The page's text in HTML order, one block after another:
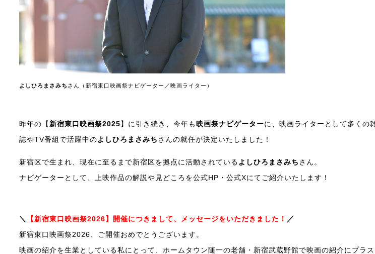
よしひろまさみち さん（新宿東口映画祭ナビゲーター／映画ライター）
昨年の【 新宿東口映画祭2025】に引き続き、今年も 映画祭ナビゲーターに、映画ライターとして多くの
誌やTV番組で活躍中のよしひろまさみちさんの就任が決定いたしました！
新宿区で生まれ、現在に至るまで新宿区を拠点に活動されている よしひろまさみちさん。
ナビゲーターとして、上映作品の解説や見どころを公式HP・公式Xにてご紹介いたします！
＼ 【新宿東口映画祭2026】開催につきまして、メッセージをいただきました！ ／
新宿東口映画祭2026、ご開催おめでとうございます。
映画の紹介を生業としている私にとって、ホームタウン随一の老舗・新宿武蔵野館で映画の紹介にプラス